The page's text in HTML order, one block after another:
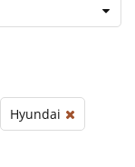
Hyundai